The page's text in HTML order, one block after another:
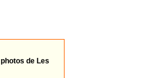
photos de Les